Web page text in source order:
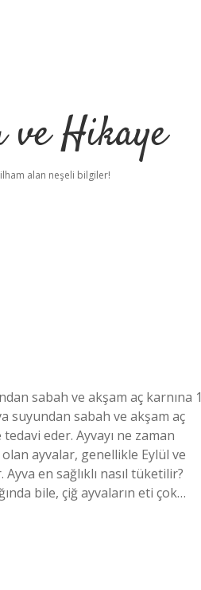
ve Hikaye
alan neşeli bilgiler!
sabah ve akşam aç karnına 1
suyundan sabah ve akşam aç
eder. Ayvayı ne zaman
ayvalar, genellikle Eylül ve
en sağlıklı nasıl tüketilir?
bile, çiğ ayvaların eti çok…